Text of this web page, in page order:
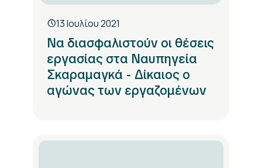
13 Ιουλίου 2021
Να διασφαλιστούν οι θέσεις
εργασίας στα Ναυπηγεία
Σκαραμαγκά - Δίκαιος ο
αγώνας των εργαζομένων